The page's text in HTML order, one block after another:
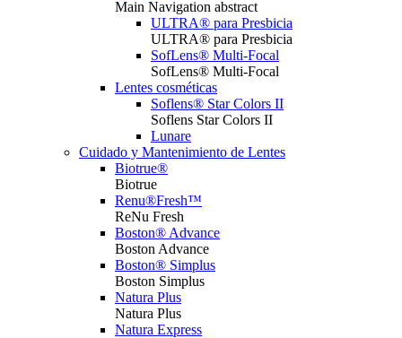
Main Navigation abstract
ULTRA® para Presbicia
ULTRA® para Presbicia
SofLens® Multi-Focal
SofLens® Multi-Focal
Lentes cosméticas
Soflens® Star Colors II
Soflens Star Colors II
Lunare
Cuidado y Mantenimiento de Lentes
Biotrue®
Biotrue
Renu®Fresh™
ReNu Fresh
Boston® Advance
Boston Advance
Boston® Simplus
Boston Simplus
Natura Plus
Natura Plus
Natura Express